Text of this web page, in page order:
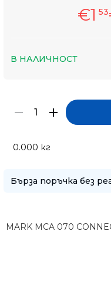
€1 53
В НАЛИЧНОСТ
0.000 кг
Бърза поръчка без
MARK MCA 070